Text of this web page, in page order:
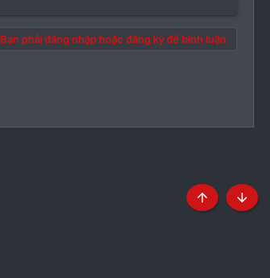
Bạn phải đăng nhập hoặc đăng ký để bình luận.
Top